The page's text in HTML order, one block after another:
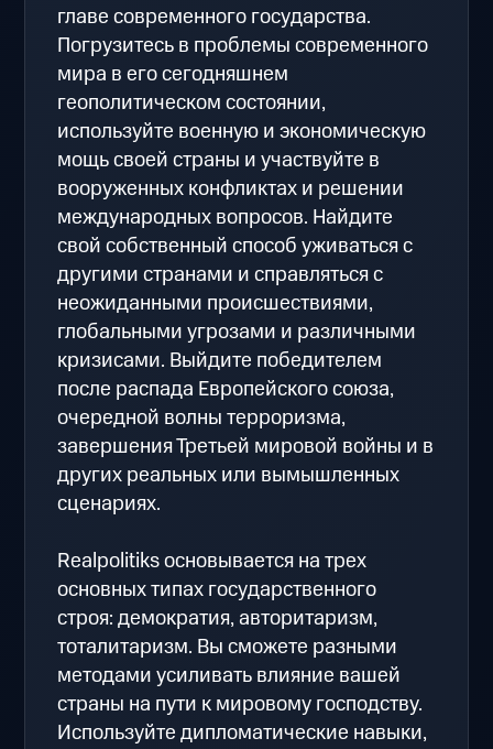
главе современного государства.
Погрузитесь в проблемы современного
мира в его сегодняшнем
геополитическом состоянии,
используйте военную и экономическую
мощь своей страны и участвуйте в
вооруженных конфликтах и решении
международных вопросов. Найдите
свой собственный способ уживаться с
другими странами и справляться с
неожиданными происшествиями,
глобальными угрозами и различными
кризисами. Выйдите победителем
после распада Европейского союза,
очередной волны терроризма,
завершения Третьей мировой войны и в
других реальных или вымышленных
сценариях.
Realpolitiks основывается на трех
основных типах государственного
строя: демократия, авторитаризм,
тоталитаризм. Вы сможете разными
методами усиливать влияние вашей
страны на пути к мировому господству.
Используйте дипломатические навыки,